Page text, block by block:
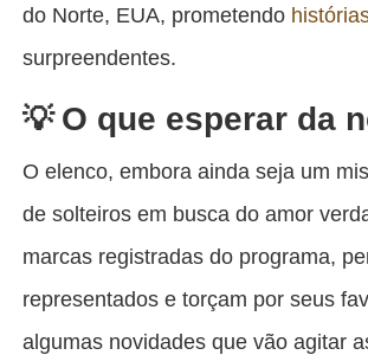
do Norte, EUA, prometendo
surpreendentes.
O que esperar da
O elenco, embora ainda seja um
de solteiros em busca do amor
marcas registradas do programa,
representados e torçam por seus
algumas novidades que vão agitar